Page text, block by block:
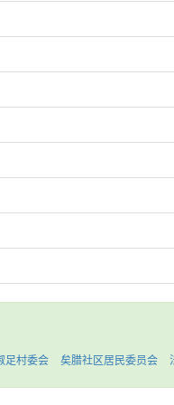
足村委会 矣腊社区居民委员会